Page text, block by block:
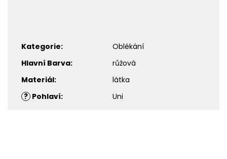
Kategorie:
Oblékání
Hlavní Barva:
růžová
Materiál:
látka
? Pohlaví: Uni